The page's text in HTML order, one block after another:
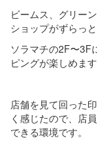
ビームス、グリー
ショップがずらっ
ソラマチの2F〜3F
ピングが楽しめます
店舗を見て回った
く感じたので、店
できる環境です。